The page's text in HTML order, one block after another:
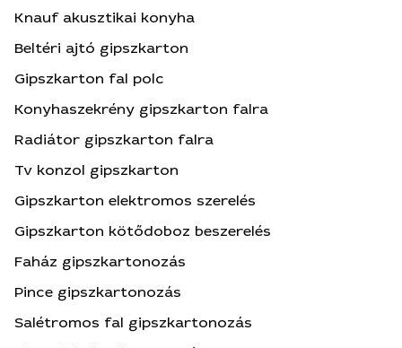
Knauf akusztikai konyha
Beltéri ajtó gipszkarton
Gipszkarton fal polc
Konyhaszekrény gipszkarton falra
Radiátor gipszkarton falra
Tv konzol gipszkarton
Gipszkarton elektromos szerelés
Gipszkarton kötődoboz beszerelés
Faház gipszkartonozás
Pince gipszkartonozás
Salétromos fal gipszkartonozás